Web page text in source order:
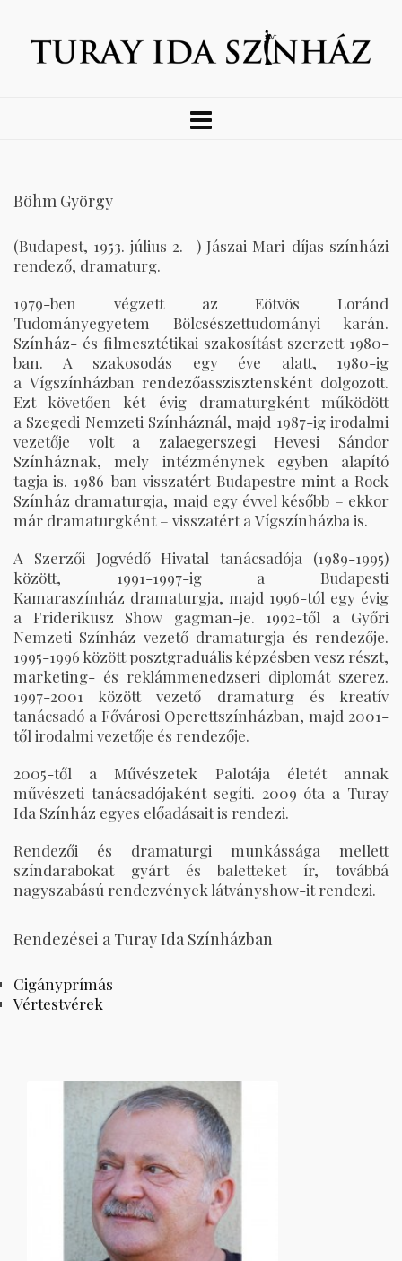
Böhm György
(Budapest, 1953. július 2. –) Jászai Mari-díjas színházi
rendező, dramaturg.
1979-ben végzett az Eötvös Loránd
Tudományegyetem Bölcsészettudományi karán.
Színház- és filmesztétikai szakosítást szerzett 1980-
ban. A szakosodás egy éve alatt, 1980-ig
a Vígszínházban rendezőasszisztensként dolgozott.
Ezt követően két évig dramaturgként működött
a Szegedi Nemzeti Színháznál, majd 1987-ig irodalmi
vezetője volt a zalaegerszegi Hevesi Sándor
Színháznak, mely intézménynek egyben alapító
tagja is. 1986-ban visszatért Budapestre mint a Rock
Színház dramaturgja, majd egy évvel később – ekkor
már dramaturgként – visszatért a Vígszínházba is.
A Szerzői Jogvédő Hivatal tanácsadója (1989-1995)
között, 1991-1997-ig a Budapesti
Kamaraszínház dramaturgja, majd 1996-tól egy évig
a Friderikusz Show gagman-je. 1992-től a Győri
Nemzeti Színház vezető dramaturgja és rendezője.
1995-1996 között posztgraduális képzésben vesz részt,
marketing- és reklámmenedzseri diplomát szerez.
1997-2001 között vezető dramaturg és kreatív
tanácsadó a Fővárosi Operettszínházban, majd 2001-
től irodalmi vezetője és rendezője.
2005-től a Művészetek Palotája életét annak
művészeti tanácsadójaként segíti. 2009 óta a Turay
Ida Színház egyes előadásait is rendezi.
Rendezői és dramaturgi munkássága mellett
színdarabokat gyárt és baletteket ír, továbbá
nagyszabású rendezvények látványshow-it rendezi.
Rendezései a Turay Ida Színházban
Cigányprímás
Vértestvérek